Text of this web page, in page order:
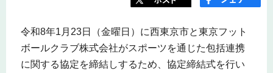
令和8年1月23日（金曜日）に西東京市と東京フット
ボールクラブ株式会社がスポーツを通じた包括連携
に関する協定を締結しするため、協定締結式を行い